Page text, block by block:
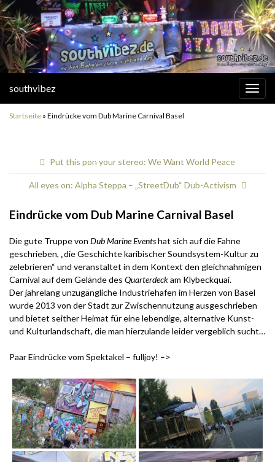
southvibez
Startseite » Eindrücke vom Dub Marine Carnival Basel
Put this pon your stereo: We Want World Peace
All eyes on: Alpha Steppa – „StreetDub“ Dub-Activism
Eindrücke vom Dub Marine Carnival Basel
Die gute Truppe von Dub Marine Eventshat sich auf die Fahne
geschrieben, „die Geschichte karibischer Soundsystem-Kultur zu
zelebrieren“ und veranstaltet in dem Kontext den gleichnahmigen
Carnival auf dem Gelände des Quarterdeckam Klybeckquai.
Der jahrelang unzugängliche Industriehafen im Herzen von Basel
wurde 2013 von der Stadt zur Zwischennutzung ausgeschrieben
und bietet seither Heimat für eine lebendige, alternative Kunst-
und Kulturlandschaft, die man hierzulande leider vergeblich sucht…
Paar Eindrücke vom Spektakel – fulljoy! –>